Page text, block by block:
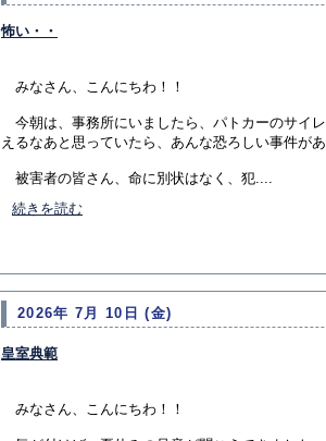
怖い・・
みなさん、こんにちわ！！
今朝は、事務所にいましたら、パトカーのサイ
えるなあと思っていたら、あんな恐ろしい事件が
被害者の皆さん、命に別状はなく、犯....
続きを読む
2026年 7月 10日 (金)
皇室典範
みなさん、こんにちわ！！